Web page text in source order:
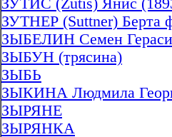
ЗУТИС (Zutis) Янис
ЗУТНЕР (Suttner) Берта
ЗЫБЕЛИН Семен
ЗЫБУН (трясина)
ЗЫБЬ
ЗЫКИНА Людмила
ЗЫРЯНЕ
ЗЫРЯНКА